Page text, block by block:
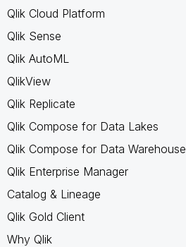
Qlik Cloud Platform
Qlik Sense
Qlik AutoML
QlikView
Qlik Replicate
Qlik Compose for Data Lakes
Qlik Compose for Data Warehouse
Qlik Enterprise Manager
Catalog & Lineage
Qlik Gold Client
Why Qlik